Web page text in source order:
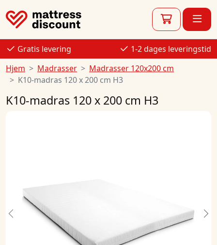
Gratis levering
1-2 dages leveringstid
Hjem
Madrasser
Madrasser 120x200 cm
K10-madras 120 x 200 cm H3
K10-madras 120 x 200 cm H3
Previous